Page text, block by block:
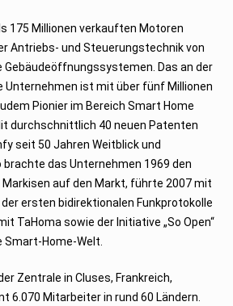
175 Millionen verkauften Motoren
Antriebs- und Steuerungstechnik von
Das an der
Unternehmen ist mit über fünf Millionen
Pionier im Bereich Smart Home
durchschnittlich 40 neuen Patenten
seit 50 Jahren Weitblick und
brachte das Unternehmen 1969 den
auf den Markt, führte 2007 mit
ersten bidirektionalen Funkprotokolle
TaHoma sowie der Initiative „So Open“
Home-Welt.
Zentrale in Cluses, Frankreich,
6.070 Mitarbeiter in rund 60 Ländern.